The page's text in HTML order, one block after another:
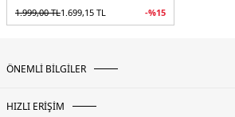
1.999,00TL1.699,15 TL -%15
ÖNEMLİ BİLGİLER
HIZLI ERİŞİM